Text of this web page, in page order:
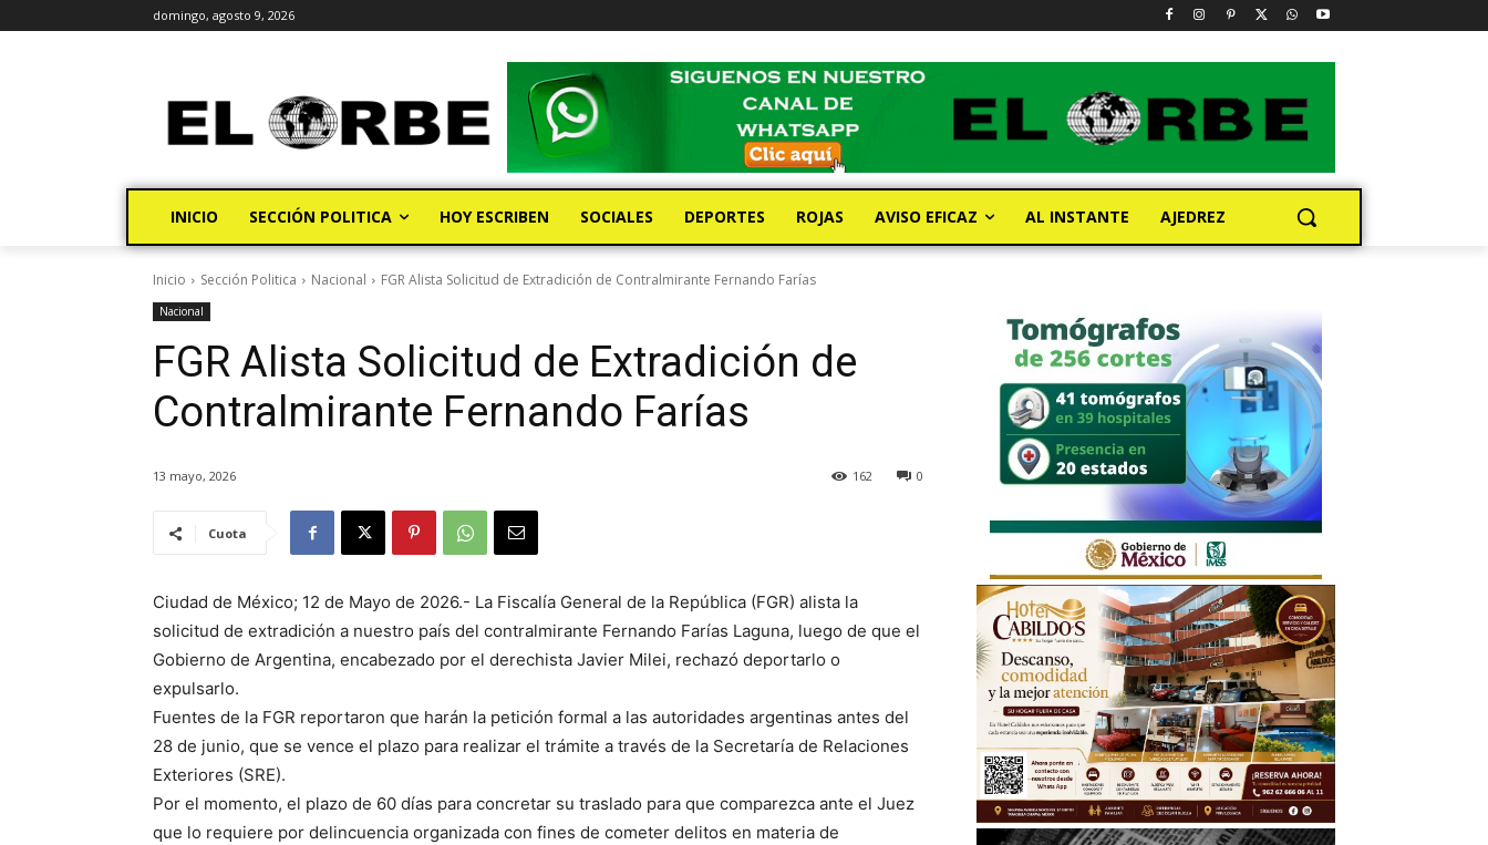
domingo, agosto 9, 2026
INICIO SECCIÓN POLITICA HOY ESCRIBEN SOCIALES DEPORTES ROJAS AVISO EFICAZ AL INSTANTE AJEDREZ
Inicio Sección Politica Nacional FGR Alista Solicitud de Extradición de Contralmirante Fernando Farías
Nacional
FGR Alista Solicitud de Extradición de
Contralmirante Fernando Farías
13 mayo, 2026 0
162
Cuota
Ciudad de México; 12 de Mayo de 2026.- La Fiscalía General de la República (FGR) alista la
solicitud de extradición a nuestro país del contralmirante Fernando Farías Laguna, luego de que el
Gobierno de Argentina, encabezado por el derechista Javier Milei, rechazó deportarlo o
expulsarlo.
Fuentes de la FGR reportaron que harán la petición formal a las autoridades argentinas antes del
28 de junio, que se vence el plazo para realizar el trámite a través de la Secretaría de Relaciones
Exteriores (SRE).
Por el momento, el plazo de 60 días para concretar su traslado para que comparezca ante el Juez
que lo requiere por delincuencia organizada con fines de cometer delitos en materia de